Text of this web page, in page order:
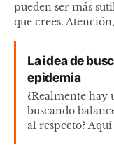
pueden ser más
que crees.
La idea de
epidemia
¿Realmente hay
buscando
al respecto?